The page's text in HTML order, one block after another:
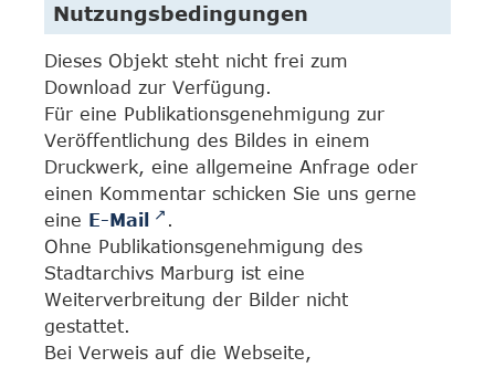
Nutzungsbedingungen
Dieses Objekt steht nicht frei zum
Download zur Verfügung.
Für eine Publikationsgenehmigung zur
Veröffentlichung des Bildes in einem
Druckwerk, eine allgemeine Anfrage oder
einen Kommentar schicken Sie uns gerne
eine E-Mail
.
Ohne Publikationsgenehmigung des
Stadtarchivs Marburg ist eine
Weiterverbreitung der Bilder nicht
gestattet.
Bei Verweis auf die Webseite,